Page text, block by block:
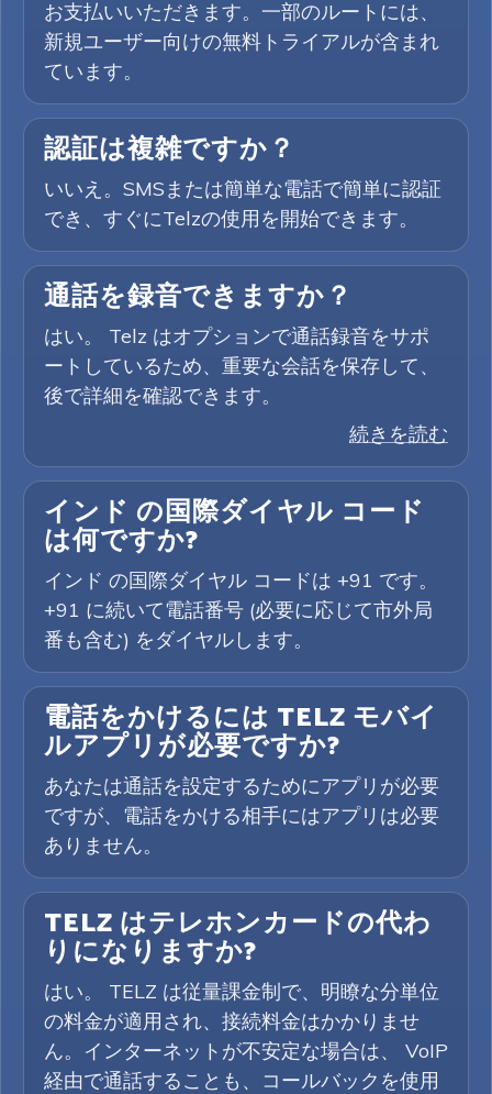
お支払いいただきます。一部のルートには、
新規ユーザー向けの無料トライアルが含まれ
ています。
認証は複雑ですか？
いいえ。SMSまたは簡単な電話で簡単に認証
でき、すぐにTelzの使用を開始できます。
通話を録音できますか？
はい。 Telz はオプションで通話録音をサポ
ートしているため、重要な会話を保存して、
後で詳細を確認できます。
続きを読む
インド の国際ダイヤル コード
は何ですか?
インド の国際ダイヤル コードは +91 です。
+91 に続いて電話番号 (必要に応じて市外局
番も含む) をダイヤルします。
電話をかけるには TELZ モバイ
ルアプリが必要ですか?
あなたは通話を設定するためにアプリが必要
ですが、電話をかける相手にはアプリは必要
ありません。
TELZ はテレホンカードの代わ
りになりますか?
はい。 TELZ は従量課金制で、明瞭な分単位
の料金が適用され、接続料金はかかりませ
ん。インターネットが不安定な場合は、 VoIP
経由で通話することも、コールバックを使用